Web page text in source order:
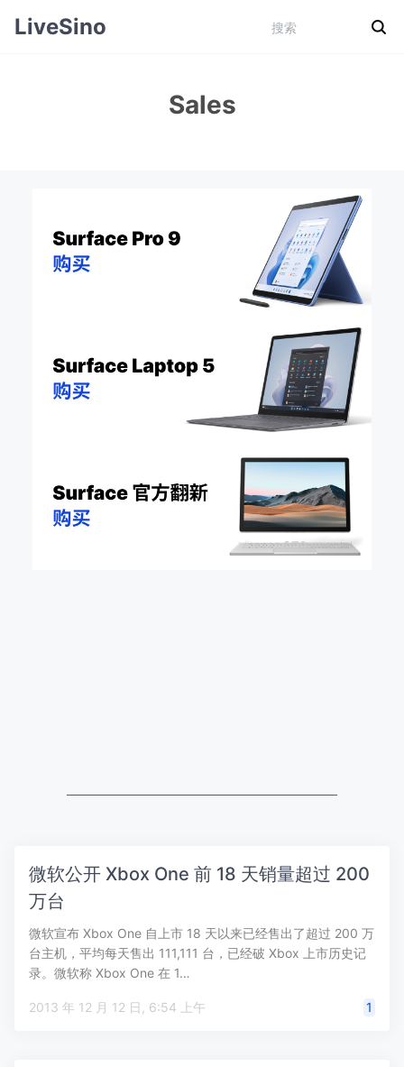
LiveSino
Sales
微软公开 Xbox One 前 18 天销量超过 200
万台
微软宣布 Xbox One 自上市 18 天以来已经售出了超过 200 万
台主机，平均每天售出 111,111 台，已经破 Xbox 上市历史记
录。微软称 Xbox One 在 1…
2013 年 12 月 12 日, 6:54 上午 1